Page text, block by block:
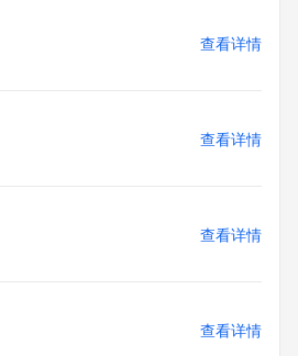
查看详情
查看详情
查看详情
查看详情